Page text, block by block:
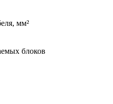
мм²
блоков